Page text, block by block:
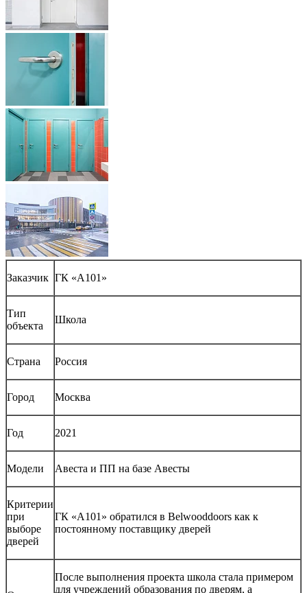
Заказчик ГК «А101»
Тип
объекта
Школа
Страна Россия
Город Москва
Год 2021
Модели Авеста и ПП на базе Авесты
Критерии
при
выборе
дверей
ГК «А101» обратился в Belwooddoors как к
постоянному поставщику дверей
После выполнения проекта школа стала примером
для учреждений образования по дверям, а